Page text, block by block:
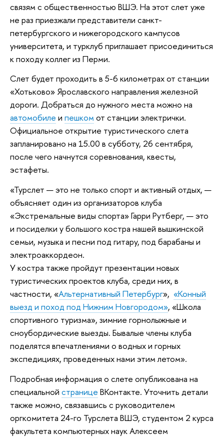
связям с общественностью ВШЭ. На этот слет уже
не раз приезжали представители санкт-
петербургского и нижегородского кампусов
университета, и турклуб приглашает присоединиться
к походу коллег из Перми.
Слет будет проходить в 5-6 километрах от станции
«Хотьково» Ярославского направления железной
дороги. Добраться до нужного места можно на
автомобиле и пешком от станции электрички.
Официальное открытие туристического слета
запланировано на 15.00 в субботу, 26 сентября,
после чего начнутся соревнования, квесты,
эстафеты.
«Турслет — это не только спорт и активный отдых, —
объясняет один из организаторов клуба
«Экстремальные виды спорта» Гарри Рутберг, — это
и посиделки у большого костра нашей вышкинской
семьи, музыка и песни под гитару, под барабаны и
электроаккордеон.
У костра также пройдут презентации новых
туристических проектов клуба, среди них, в
частности, «Альтернативный Петербург», «Конный
выезд и поход под Нижним Новгородом», «Школа
спортивного туризма», зимние горнолыжные и
сноубордические выезды. Бывалые члены клуба
поделятся впечатлениями о водных и горных
экспедициях, проведенных нами этим летом».
Подробная информация о слете опубликована на
специальной странице ВКонтакте. Уточнить детали
также можно, связавшись с руководителем
оргкомитета 24-го Турслета ВШЭ, студентом 2 курса
факультета компьютерных наук Алексеем